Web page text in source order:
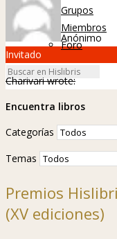
Grupos
Miembros
Foro
Anónimo
Invitado
Charivari wrote:
Encuentra libros
Categorías
Temas
Premios
(XV ediciones)